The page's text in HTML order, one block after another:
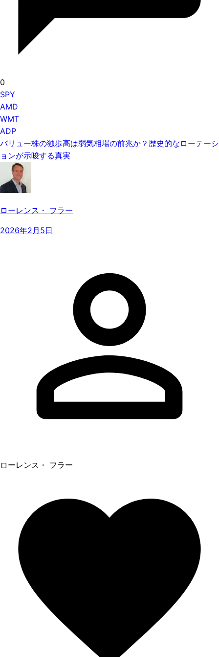
0
SPY
AMD
WMT
ADP
バリュー株の独歩高は弱気相場の前兆か？歴史的なローテーシ
ョンが示唆する真実
ローレンス・ フラー
2026年2月5日
ローレンス・ フラー